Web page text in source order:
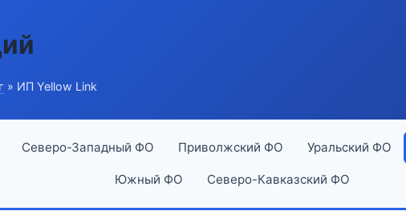
» ИП Yellow Link
Северо-Западный ФО Приволжский ФО Уральский ФО
Южный ФО Северо-Кавказский ФО